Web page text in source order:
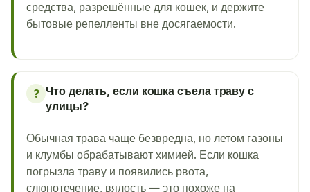
средства, разрешённые для кошек, и держите
бытовые репелленты вне досягаемости.
? Что делать, если кошка съела траву с
улицы?
Обычная трава чаще безвредна, но летом газоны
и клумбы обрабатывают химией. Если кошка
погрызла траву и появились рвота,
слюнотечение, вялость — это похоже на